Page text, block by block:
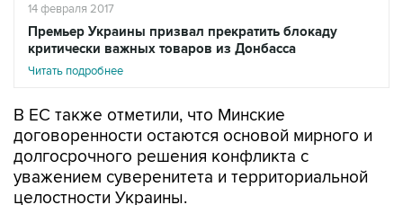
14 февраля 2017
Премьер Украины призвал прекратить блокаду
критически важных товаров из Донбасса
Читать подробнее
В ЕС также отметили, что Минские
договоренности остаются основой мирного и
долгосрочного решения конфликта с
уважением суверенитета и территориальной
целостности Украины.